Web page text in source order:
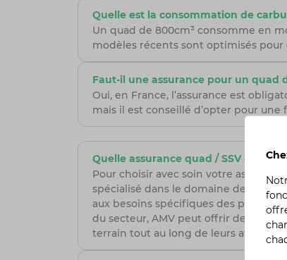
Quelle est la consommation de
Un quad de 800cm³ consomme en
modèles récents sont optimisés
Faut-il une assurance pour un quad
Oui, en France, l’assurance est
mais il est conseillé d’opter pour
Quelle assurance quad / SSV choisir ?
Pour choisir avec soin votre
spécialisé dans le domaine de la
aux besoins spécifiques des pilotes
du secteur, AMV peut offrir des
terrain tout au long de leurs